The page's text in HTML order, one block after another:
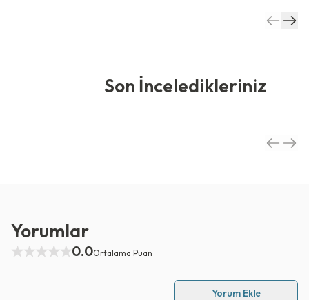
Son İnceledikleriniz
Yorumlar
0.0Ortalama Puan
Yorum Ekle